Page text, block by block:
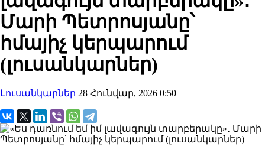
Մարի Պետրոսյանը՝
հմայիչ կերպարում
(լուսանկարներ)
Լուսանկարներ 28 Հունվար, 2026 0:50